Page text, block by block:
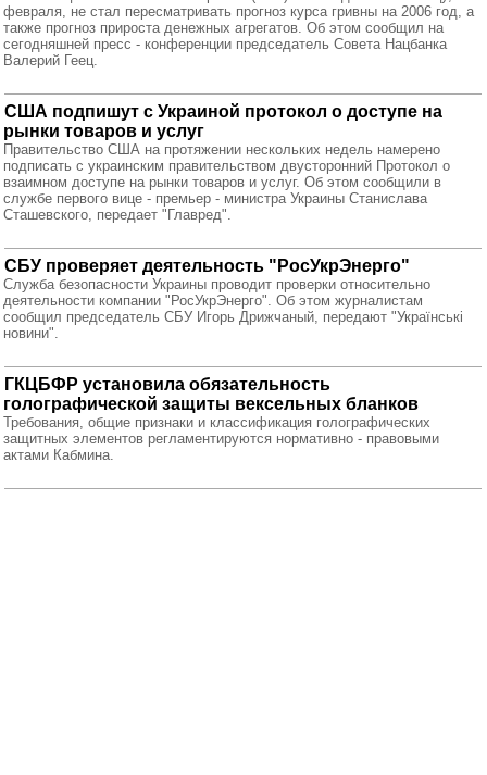
февраля, не стал пересматривать прогноз курса гривны на 2006 год, а
также прогноз прироста денежных агрегатов. Об этом сообщил на
сегодняшней пресс - конференции председатель Совета Нацбанка
Валерий Геец.
США подпишут с Украиной протокол о доступе на
рынки товаров и услуг
Правительство США на протяжении нескольких недель намерено
подписать с украинским правительством двусторонний Протокол о
взаимном доступе на рынки товаров и услуг. Об этом сообщили в
службе первого вице - премьер - министра Украины Станислава
Сташевского, передает "Главред".
СБУ проверяет деятельность "РосУкрЭнерго"
Служба безопасности Украины проводит проверки относительно
деятельности компании "РосУкрЭнерго". Об этом журналистам
сообщил председатель СБУ Игорь Дрижчаный, передают "Українські
новини".
ГКЦБФР установила обязательность
голографической защиты вексельных бланков
Требования, общие признаки и классификация голографических
защитных элементов регламентируются нормативно - правовыми
актами Кабмина.